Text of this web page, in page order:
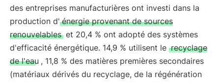
des entreprises manufacturières ont investi dans la
production d' énergie provenant de sources
renouvelables et 20,4 % ont adopté des systèmes
d'efficacité énergétique. 14,9 % utilisent le recyclage
de l'eau , 11,8 % des matières premières secondaires
(matériaux dérivés du recyclage, de la régénération